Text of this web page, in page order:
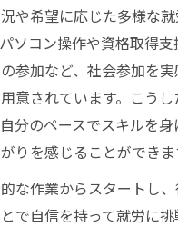
や希望に応じた多様な
ソコン操作や資格取得
参加など、社会参加を
意されています。こう
分のペースでスキルを身
りを感じることができま
な作業からスタートし
で自信を持って就労に